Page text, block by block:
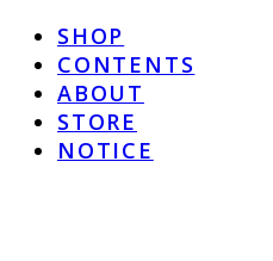
SHOP
CONTENTS
ABOUT
STORE
NOTICE